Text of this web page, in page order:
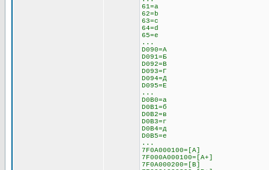
61=a
62=b
63=c
64=d
65=e
...
D090=А
D091=Б
D092=В
D093=Г
D094=Д
D095=Е
...
D0B0=а
D0B1=б
D0B2=в
D0B3=г
D0B4=д
D0B5=е
...
7F0A000100=[A]
7F000A000100=[A+]
7F0A000200=[B]